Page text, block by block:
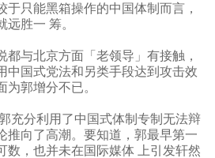
于只能黑箱操作的中国体制而言，
胜一 筹。
都与北京方面「老领导」有接触，
中国式党法和另类手段达到攻击效
郭增分不已。
充分利用了中国式体制专制无法辩
推向了高潮。要知道，郭最早第一
数，也并未在国际媒体 上引发轩然